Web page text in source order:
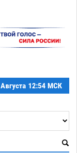
Августа 12:54 МСК